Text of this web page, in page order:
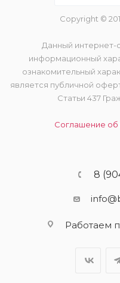
Copyright ©
Данный интернет-
информационный
ознакомительный
является публичной
Статьи 437
Соглашение об
8
Работаем